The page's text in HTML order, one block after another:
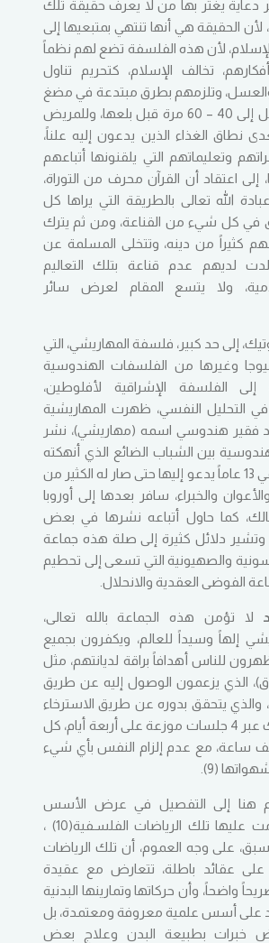
دعاية يغتر بها من لا يعرف حقيقة تلك
لأن الحقيقة هي أنها تنتهي بمتبعيها إلى
لأن هذه الفلسفة تضع لهم نظماً
تخالف الإسلام، كتحريم تناول
والعسل، وتلزمهم بطرق مبتدعة في مضغ
لقمة الطعام تصل إلى 40 – 60 مرة قبل بلعها، وللمريض
نطاق الغذاء الذين يدعون إليه علناً،
وتعليماتهم التي يلقنونها أتباعهم
إلى اعتقاد أن القرآن محرف من التوراة،
الله تعالى بالطريقة التي يراها كل
في كل شيء من القناعة، ومن ثم يترك
كثيراً من دينه، وتتخلى المسلمة عن
لديهم عدم قناعة بتلك التعاليم
ولا يتسع المقام لعرض سائر
إلى حد كبير، فلسفة المهاريشي، التي
وغيرها من الفلسفات الهندوسية
إلى الفلسفة الإشراقية لأفلوطين،
التحليل النفسي، ظهرت المهاريشية
فقير هندوسي اسمه (مهاريشي)، نشر
بين الشباب الضائع الذي أنهكته
الحياة المادية، وبقي 13 عاماً يدعو إليها حتى صار له الكثير من
والخبراء، سافر بعدها إلى أوروبا
كما حاول أتباعه نشرها في بعض
العربية(8). وتشير دلائل كثيرة إلى صلة هذه جماعة
والصهيونية التي تسعى إلى تحطيم
الفوضى العقدية والانحلال.
لا تؤمن هذه الجماعة بالله تعالى،
إلهاً وسيداً للعالم، ويكفرون بجميع
للناس أهدافاً براقة لديانتهم، مثل
الذي يزعمون الوصول إليه عن طريق
والذي يتحقق بدوره عن طريق الاسترخاء
والصمت، يتم ذلك عبر 4 جلسات موزعة على أربعة أيام، كل
ساعة، مع عدم إلزام النفس بأي شيء
(9).
هنا إلى التفصيل في عرض الأسس
العقدية التي قامت عليها تلك الرياضات الفلسـفية(10) ،
على وجه العموم، أن تلك الرياضات
على عقائد باطلة، تتعارض مع عقيدة
واضحاً، وأن حركاتها وتمارينها البدنية
على أسس علمية معروفة ومعتمدة، بل
خبرات بطبيعة البدن وعلاج بعض